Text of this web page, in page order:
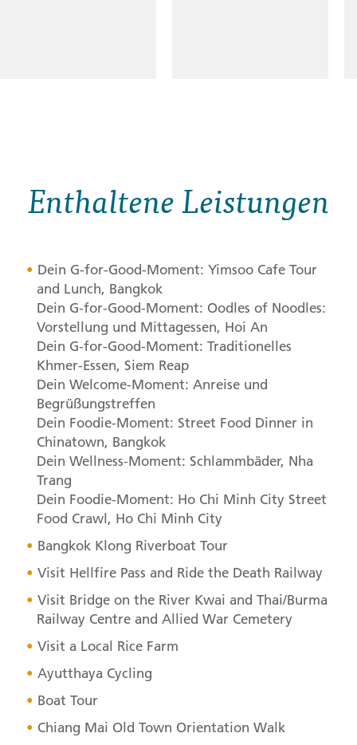
Enthaltene Leistungen
Dein G-for-Good-Moment: Yimsoo Cafe Tour
and Lunch, Bangkok
Dein G-for-Good-Moment: Oodles of Noodles:
Vorstellung und Mittagessen, Hoi An
Dein G-for-Good-Moment: Traditionelles
Khmer-Essen, Siem Reap
Dein Welcome-Moment: Anreise und
Begrüßungstreffen
Dein Foodie-Moment: Street Food Dinner in
Chinatown, Bangkok
Dein Wellness-Moment: Schlammbäder, Nha
Trang
Dein Foodie-Moment: Ho Chi Minh City Street
Food Crawl, Ho Chi Minh City
Bangkok Klong Riverboat Tour
Visit Hellfire Pass and Ride the Death Railway
Visit Bridge on the River Kwai and Thai/Burma
Railway Centre and Allied War Cemetery
Visit a Local Rice Farm
Ayutthaya Cycling
Boat Tour
Chiang Mai Old Town Orientation Walk